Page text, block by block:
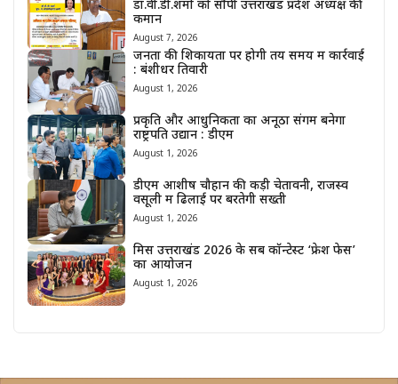
डॉ.वी.डी.शर्मा को सौंपी उत्तराखंड प्रदेश अध्यक्ष की
कमान
August 7, 2026
जनता की शिकायतों पर होगी तय समय में कार्रवाई
: बंशीधर तिवारी
August 1, 2026
प्रकृति और आधुनिकता का अनूठा संगम बनेगा
राष्ट्रपति उद्यान : डीएम
August 1, 2026
डीएम आशीष चौहान की कड़ी चेतावनी, राजस्व
वसूली में ढिलाई पर बरतेगी सख्ती
August 1, 2026
मिस उत्तराखंड 2026 के सब कॉन्टेस्ट ‘फ्रेश फेस’
का आयोजन
August 1, 2026